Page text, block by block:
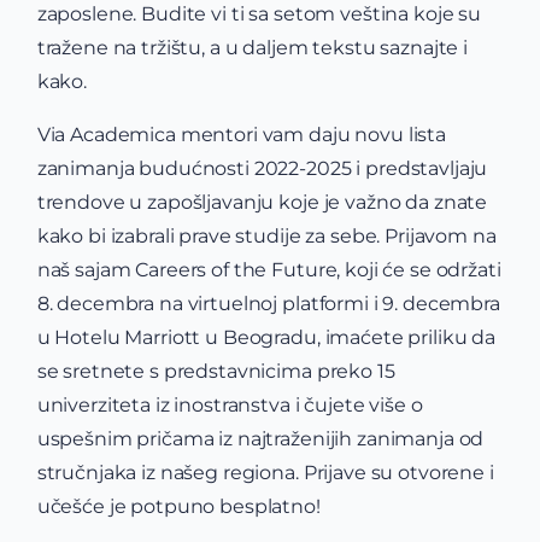
zaposlene. Budite vi ti sa setom veština koje su
tražene na tržištu, a u daljem tekstu saznajte i
kako.
Via Academica mentori vam daju novu lista
zanimanja budućnosti 2022-2025 i predstavljaju
trendove u zapošljavanju koje je važno da znate
kako bi izabrali prave studije za sebe. Prijavom na
naš sajam Careers of the Future, koji će se održati
8. decembra na virtuelnoj platformi i 9. decembra
u Hotelu Marriott u Beogradu, imaćete priliku da
se sretnete s predstavnicima preko 15
univerziteta iz inostranstva i čujete više o
uspešnim pričama iz najtraženijih zanimanja od
stručnjaka iz našeg regiona. Prijave su otvorene i
učešće je potpuno besplatno!